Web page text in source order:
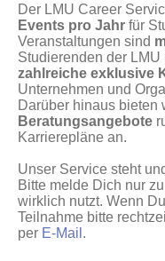
Der LMU Career
Events pro Jahr für
Veranstaltungen sind
Studierenden der
zahlreiche exklusive
Unternehmen und
Darüber hinaus bieten
Beratungsangebote
Karrierepläne an.
Unser Service steht
Bitte melde Dich nur
wirklich nutzt. Wenn
Teilnahme bitte
per E-Mail .